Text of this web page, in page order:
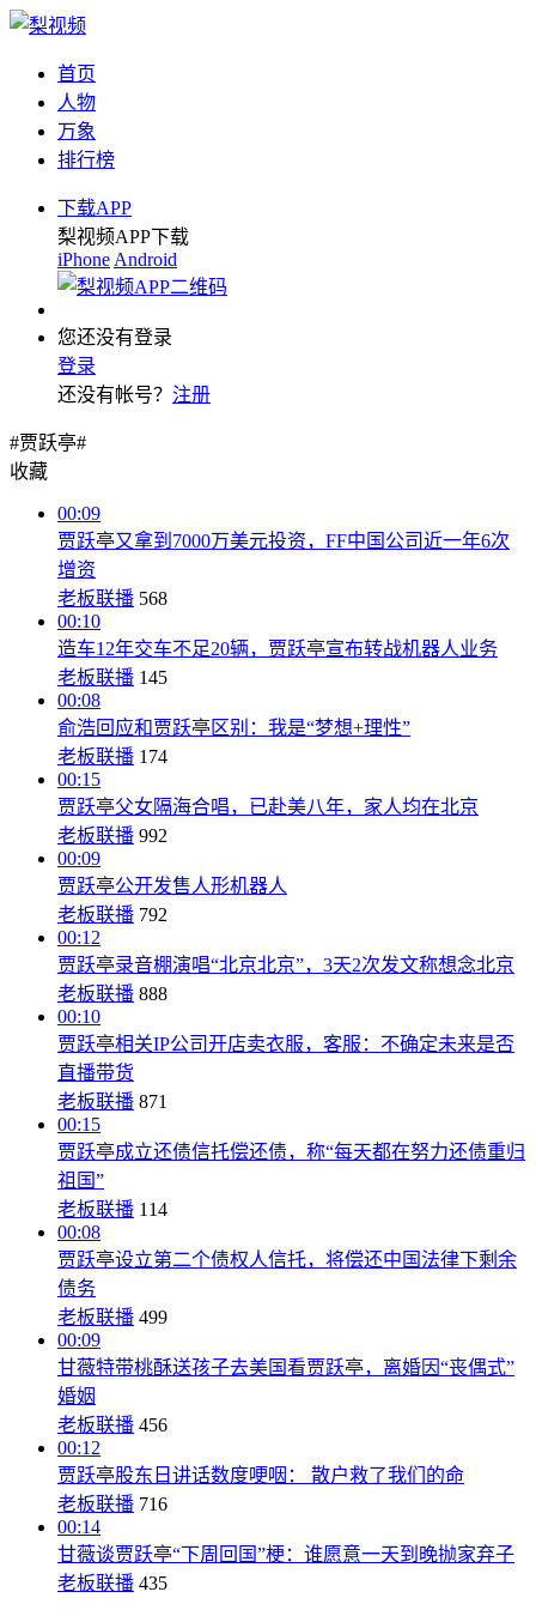
首页
人物
万象
排行榜
下载APP
梨视频APP下载
iPhone Android
您还没有登录
登录
还没有帐号？ 注册
#贾跃亭#
收藏
00:09
贾跃亭又拿到7000万美元投资，FF中国公司近一年6次
增资
老板联播 568
00:10
造车12年交车不足20辆，贾跃亭宣布转战机器人业务
老板联播 145
00:08
俞浩回应和贾跃亭区别：我是“梦想+理性”
老板联播 174
00:15
贾跃亭父女隔海合唱，已赴美八年，家人均在北京
老板联播 992
00:09
贾跃亭公开发售人形机器人
老板联播 792
00:12
贾跃亭录音棚演唱“北京北京”，3天2次发文称想念北京
老板联播 888
00:10
贾跃亭相关IP公司开店卖衣服，客服：不确定未来是否
直播带货
老板联播 871
00:15
贾跃亭成立还债信托偿还债，称“每天都在努力还债重归
祖国”
老板联播 114
00:08
贾跃亭设立第二个债权人信托，将偿还中国法律下剩余
债务
老板联播 499
00:09
甘薇特带桃酥送孩子去美国看贾跃亭，离婚因“丧偶式”
婚姻
老板联播 456
00:12
贾跃亭股东日讲话数度哽咽： 散户救了我们的命
老板联播 716
00:14
甘薇谈贾跃亭“下周回国”梗：谁愿意一天到晚抛家弃子
老板联播 435